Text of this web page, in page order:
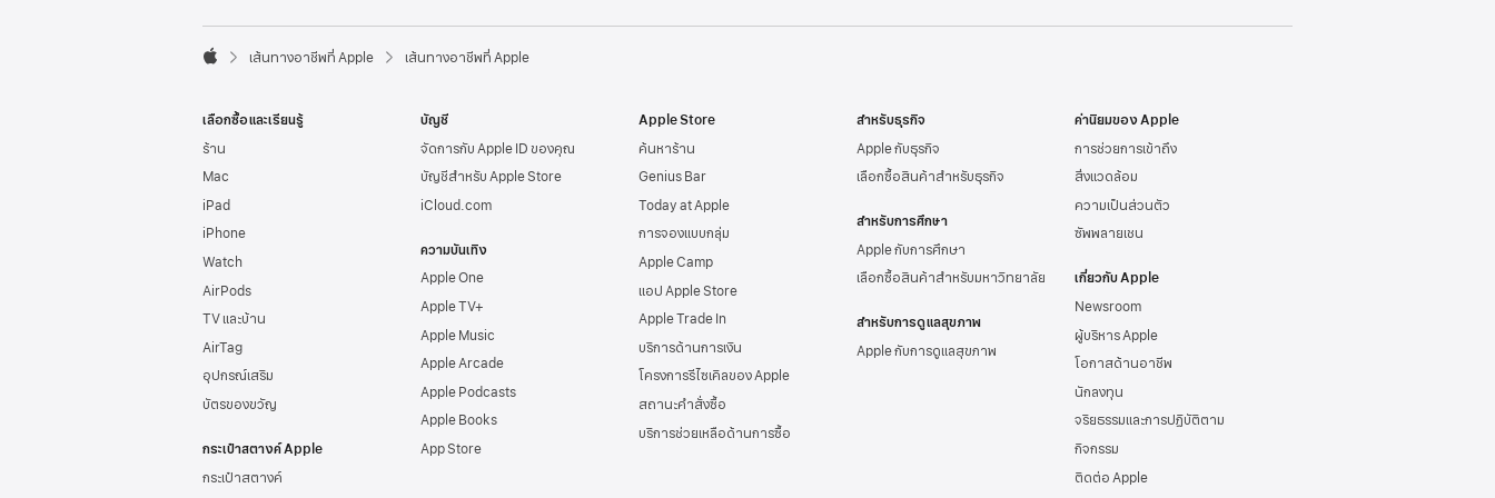
e
o
e
r

p
l
e
เส้นทางอาชีพที่ Apple เส้นทางอาชีพที่ Apple
เลือกซื้อและเรียนรู้
ร้าน
Mac
iPad
iPhone
Watch
AirPods
TV และบ้าน
AirTag
อุปกรณ์เสริม
บัตรของขวัญ
กระเป๋าสตางค์ Apple
กระเป๋าสตางค์
บัญชี
จัดการกับ Apple IDของคุณ
บัญชีสำหรับ Apple Store
iCloud.com
ความบันเทิง
Apple One
Apple TV+
Apple Music
Apple Arcade
Apple Podcasts
Apple Books
App Store
Apple Store
ค้นหาร้าน
Genius Bar
Today at Apple
การจองแบบกลุ่ม
Apple Camp
แอป Apple Store
Apple Trade In
บริการด้านการเงิน
โครงการรีไซเคิลของ Apple
สถานะคำสั่งซื้อ
บริการช่วยเหลือด้านการซื้อ
สำหรับธุรกิจ
Apple กับธุรกิจ
เลือกซื้อสินค้าสำหรับธุรกิจ
สำหรับการศึกษา
Apple กับการศึกษา
เลือกซื้อสินค้าสำหรับมหาวิทยาลัย
สำหรับการดูแลสุขภาพ
Apple กับการดูแลสุขภาพ
ค่านิยมของ Apple
การช่วยการเข้าถึง
สิ่งแวดล้อม
ความเป็นส่วนตัว
ซัพพลายเชน
เกี่ยวกับ Apple
Newsroom
ผู้บริหาร Apple
โอกาสด้านอาชีพ
นักลงทุน
จริยธรรมและการปฏิบัติตาม
กิจกรรม
ติดต่อ Apple